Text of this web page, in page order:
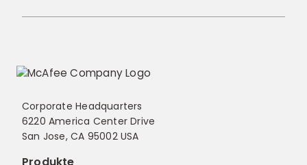
Corporate Headquarters
6220 America Center Drive
San Jose, CA 95002 USA
Produkte